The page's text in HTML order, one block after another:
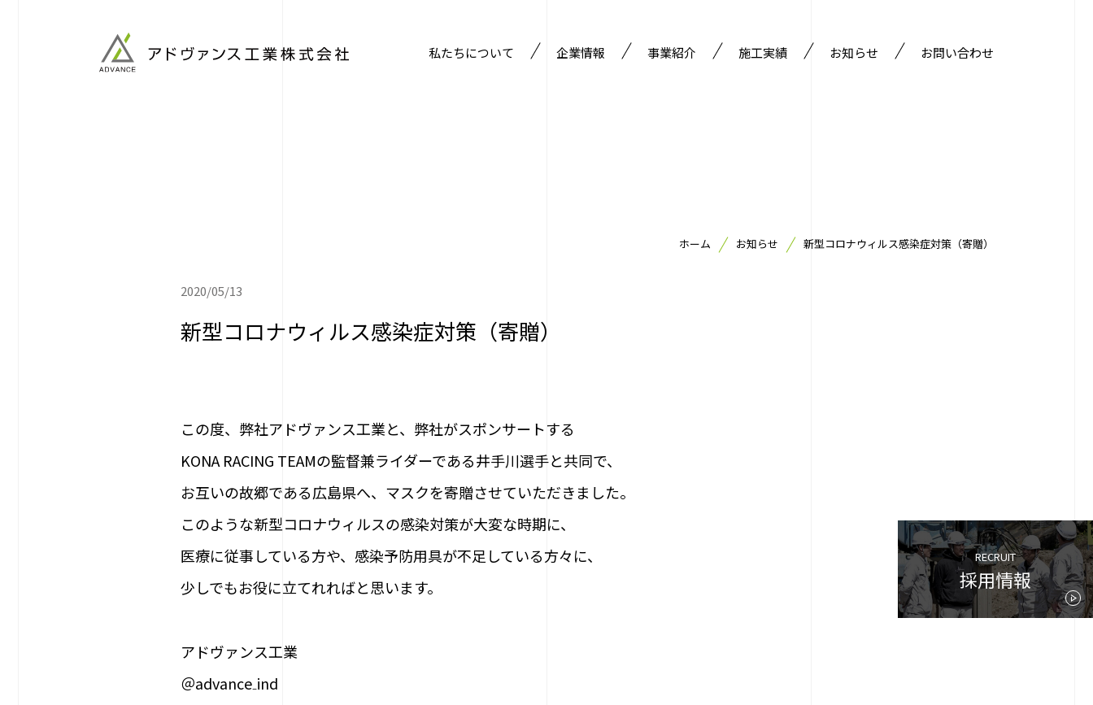
私たちについて 企業情報 事業紹介 施工実績 お知らせ お問い合わせ
ホーム お知らせ 新型コロナウィルス感染症対策（寄贈）
2020/05/13
新型コロナウィルス感染症対策（寄贈）
この度、弊社アドヴァンス工業と、弊社がスポンサートする
KONA RACING TEAMの監督兼ライダーである井手川選手と共同で、
お互いの故郷である広島県へ、マスクを寄贈させていただきました。
このような新型コロナウィルスの感染対策が大変な時期に、
医療に従事している方や、感染予防用具が不足している方々に、
少しでもお役に立てれればと思います。
アドヴァンス工業
＠advance₋ind
RECRUIT
採用情報